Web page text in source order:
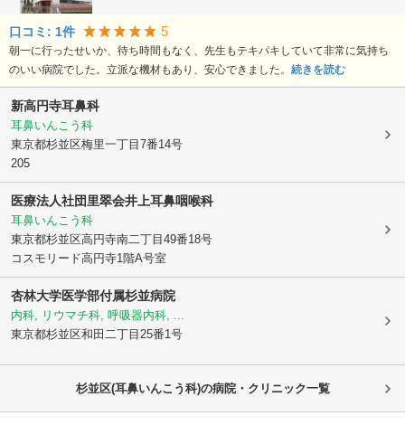
口コミ: 1件 5
朝一に行ったせいか、待ち時間もなく、先生もテキパキしていて非常に気持ち
のいい病院でした。立派な機材もあり、安心できました。 続きを読む
新高円寺耳鼻科
耳鼻いんこう科
東京都杉並区梅里一丁目7番14号
205
医療法人社団里翠会井上耳鼻咽喉科
耳鼻いんこう科
東京都杉並区高円寺南二丁目49番18号
コスモリード高円寺1階A号室
杏林大学医学部付属杉並病院
内科, リウマチ科, 呼吸器内科, ...
東京都杉並区和田二丁目25番1号
杉並区(耳鼻いんこう科)の病院・クリニック一覧